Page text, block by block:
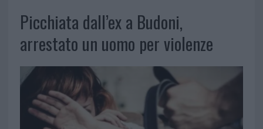
Picchiata dall’ex a Budoni,
arrestato un uomo per violenze